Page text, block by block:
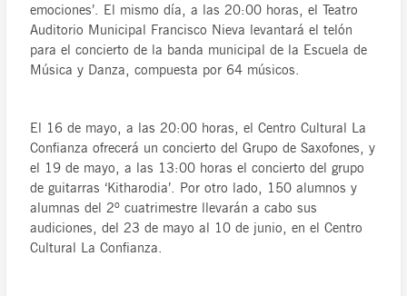
emociones’. El mismo día, a las 20:00 horas, el Teatro
Auditorio Municipal Francisco Nieva levantará el telón
para el concierto de la banda municipal de la Escuela de
Música y Danza, compuesta por 64 músicos.
El 16 de mayo, a las 20:00 horas, el Centro Cultural La
Confianza ofrecerá un concierto del Grupo de Saxofones, y
el 19 de mayo, a las 13:00 horas el concierto del grupo
de guitarras ‘Kitharodia’. Por otro lado, 150 alumnos y
alumnas del 2º cuatrimestre llevarán a cabo sus
audiciones, del 23 de mayo al 10 de junio, en el Centro
Cultural La Confianza.